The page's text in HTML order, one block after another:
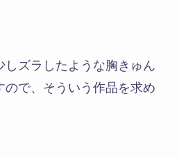
しズラしたような胸きゅん
ので、そういう作品を求め